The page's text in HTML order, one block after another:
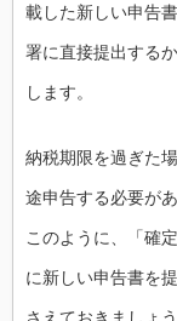
載した新しい申告
署に直接提出する
します。
納税期限を過ぎた
途申告する必要が
このように、「確
に新しい申告書を
さえておきましょう